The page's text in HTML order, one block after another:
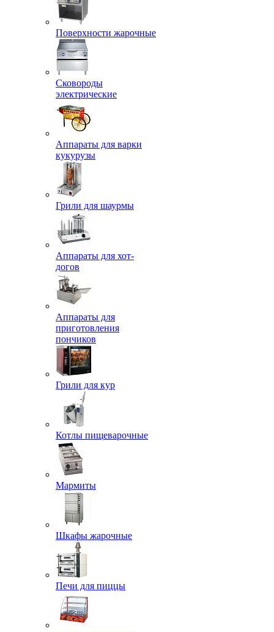
Поверхности жарочные
Сковороды
электрические
Аппараты для варки
кукурузы
Грили для шаурмы
Аппараты для хот-
догов
Аппараты для
приготовления
пончиков
Грили для кур
Котлы пищеварочные
Мармиты
Шкафы жарочные
Печи для пиццы